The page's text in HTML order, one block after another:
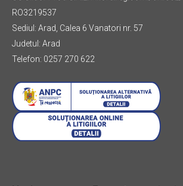
RO3219537
Sediul: Arad, Calea 6 Vanatori nr. 57
Judetul: Arad
Telefon: 0257 270 622